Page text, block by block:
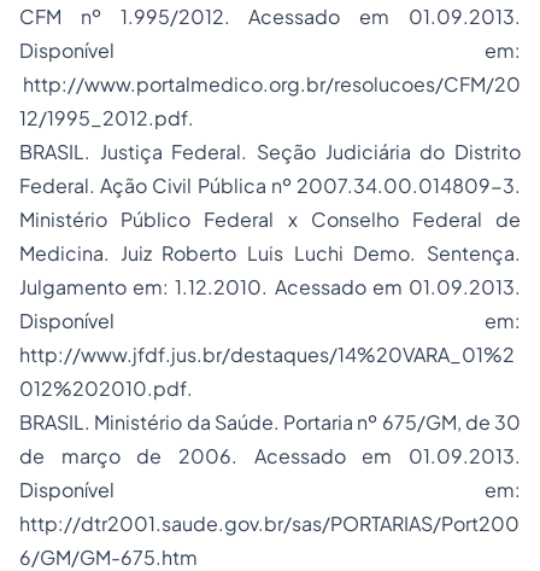
CFM nº 1.995/2012. Acessado em 01.09.2013.
Disponível em:
http://www.portalmedico.org.br/resolucoes/CFM/20
12/1995_2012.pdf.
BRASIL. Justiça Federal. Seção Judiciária do Distrito
Federal. Ação Civil Pública nº 2007.34.00.014809-3.
Ministério Público Federal x Conselho Federal de
Medicina. Juiz Roberto Luis Luchi Demo. Sentença.
Julgamento em: 1.12.2010. Acessado em 01.09.2013.
Disponível em:
http://www.jfdf.jus.br/destaques/14%20VARA_01%2
012%202010.pdf.
BRASIL. Ministério da Saúde. Portaria nº 675/GM, de 30
de março de 2006. Acessado em 01.09.2013.
Disponível em:
http://dtr2001.saude.gov.br/sas/PORTARIAS/Port200
6/GM/GM-675.htm